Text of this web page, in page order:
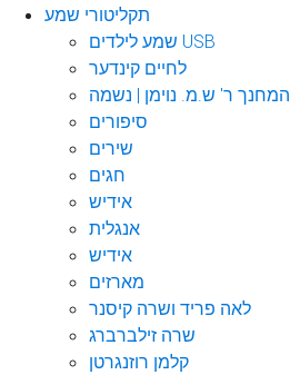
תקליטורי שמע
שמע לילדים USB
לחיים קינדער
המחנך ר' ש.מ. נוימן | נשמה
סיפורים
שירים
חגים
אידיש
אנגלית
אידיש
מארזים
לאה פריד ושרה קיסנר
שרה זילברברג
קלמן רוזנגרטן